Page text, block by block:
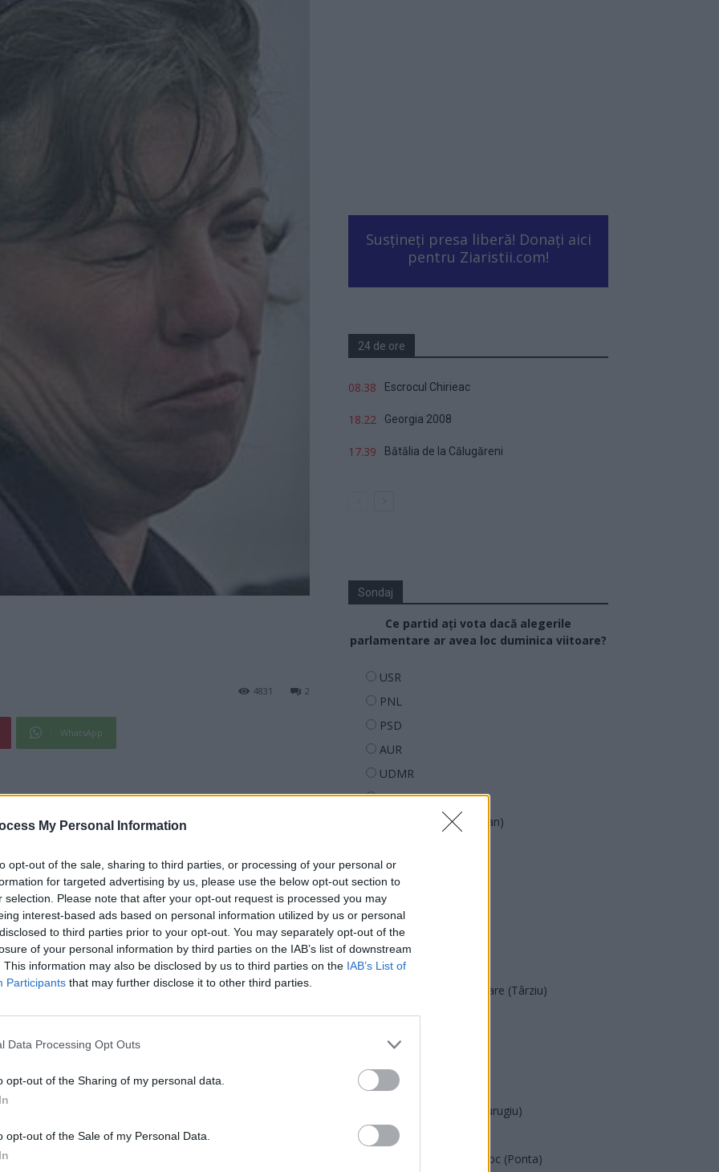
My Personal Information
opt-out of the sale, sharing to third parties, or processing of your personal or
for targeted advertising by us, please use the below opt-out section to
selection. Please note that after your opt-out request is processed you may
interest-based ads based on personal information utilized by us or personal
to third parties prior to your opt-out. You may separately opt-out of the
of your personal information by third parties on the IAB’s list of downstream
This information may also be disclosed by us to third parties on the IAB’s List of
Participants that may further disclose it to other third parties.
Data Processing Opt Outs
opt-out of the Sharing of my personal data.
opt-out of the Sale of my Personal Data.
2
4831
WhatsApp
propaganda rusă își întețește
iresponsabile precum Norica
taxat aspru o asemenea intoxcare.
Susțineți presa liberă! Donați aici
pentru Ziaristii.com!
24 de ore
08.38 Escrocul Chirieac
18.22 Georgia 2008
17.39 Bătălia de la Călugăreni
Sondaj
Ce partid ați vota dacă alegerile
parlamentare ar avea loc duminica viitoare?
USR
PNL
PSD
AUR
UDMR
PMP (Tomac)
Forța Dreptei (L. Orban)
REPER
SENS
SOS (Șoșoacă)
PACE (Peia)
Acțiunea Conservatoare (Târziu)
PDF (Lazarus)
PUSL (D. Voiculescu)
PNCR (Terheș)
Partidul Patrioților (Surugiu)
FAR (Coarnă)
România pe Primul Loc (Ponta)